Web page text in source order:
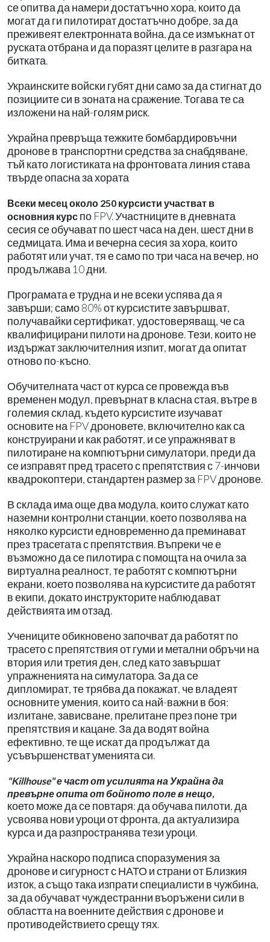
се опитва да намери достатъчно хора, които да
могат да ги пилотират достатъчно добре, за да
преживеят електронната война, да се измъкнат от
руската отбрана и да поразят целите в разгара на
битката.
Украинските войски губят дни само за да стигнат до
позициите си в зоната на сражение. Тогава те са
изложени на най-голям риск.
Украйна превръща тежките бомбардировъчни
дронове в транспортни средства за снабдяване,
тъй като логистиката на фронтовата линия става
твърде опасна за хората
Всеки месец около 250 курсисти участват в
основния курс по FPV. Участниците в дневната
сесия се обучават по шест часа на ден, шест дни в
седмицата. Има и вечерна сесия за хора, които
работят или учат, тя е само по три часа на вечер, но
продължава 10 дни.
Програмата е трудна и не всеки успява да я
завърши; само 80% от курсистите завършват,
получавайки сертификат, удостоверяващ, че са
квалифицирани пилоти на дронове. Тези, които не
издържат заключителния изпит, могат да опитат
отново по-късно.
Обучителната част от курса се провежда във
временен модул, превърнат в класна стая, вътре в
големия склад, където курсистите изучават
основите на FPV дроновете, включително как са
конструирани и как работят, и се упражняват в
пилотиране на компютърни симулатори, преди да
се изправят пред трасето с препятствия с 7-инчови
квадрокоптери, стандартен размер за FPV дронове.
В склада има още два модула, които служат като
наземни контролни станции, което позволява на
няколко курсисти едновременно да преминават
през трасетата с препятствия. Въпреки че е
възможно да се пилотира с помощта на очила за
виртуална реалност, те работят с компютърни
екрани, което позволява на курсистите да работят
в екипи, докато инструкторите наблюдават
действията им отзад.
Учениците обикновено започват да работят по
трасето с препятствия от гуми и метални обръчи на
втория или третия ден, след като завършат
упражненията на симулатора. За да се
дипломират, те трябва да покажат, че владеят
основните умения, които са най-важни в боя:
излитане, зависване, прелитане през поне три
препятствия и кацане. За да водят война
ефективно, те ще искат да продължат да
усъвършенстват уменията си.​​​​​​​
"Killhouse" е част от усилията на Украйна да
превърне опита от бойното поле в нещо,
което може да се повтаря: да обучава пилоти, да
усвоява нови уроци от фронта, да актуализира
курса и да разпространява тези уроци.
Украйна наскоро подписа споразумения за
дронове и сигурност с НАТО и страни от Близкия
изток, а също така изпрати специалисти в чужбина,
за да обучават чуждестранни въоръжени сили в
областта на военните действия с дронове и
противодействието срещу тях.